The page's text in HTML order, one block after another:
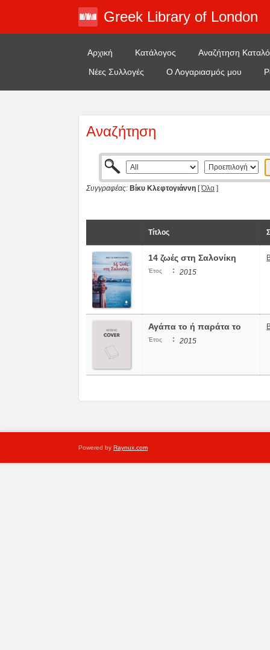
Greek Library of London
Αρχική Κατάλογος
Αναζήτηση
Νέες Συλλογές
Ο Λογαριασμός μου
Αναζήτηση
Συγγραφέας: Βίκυ Κλεφτογιάννη [Όλα ]
Τίτλος
14 ζωές στη Σαλονίκη
Έτος : 2015
Αγάπα το ή παράτα το
Έτος : 2015
Powered by Raynux.com